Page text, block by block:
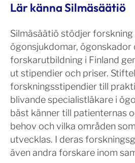
Lär känna Silmäsäätiö
Silmäsäätiö stödjer forskning
ögonsjukdomar, ögonskador
forskarutbildning i Finland
ut stipendier och priser.
forskningsstipendier till
blivande specialistläkare i
bäst känner till patienternas
behov och vilka områden
utvecklas. I deras
även andra forskare inom